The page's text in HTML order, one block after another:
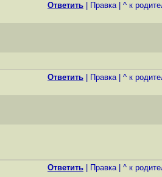
Ответить Правка| ^ к
Ответить Правка| ^ к
Ответить Правка| ^ к